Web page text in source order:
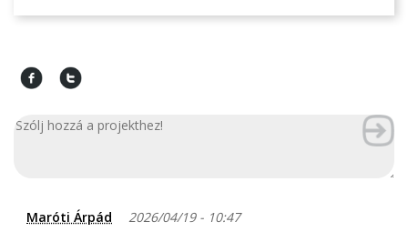
Maróti Árpád
2026/04/19 - 10:47